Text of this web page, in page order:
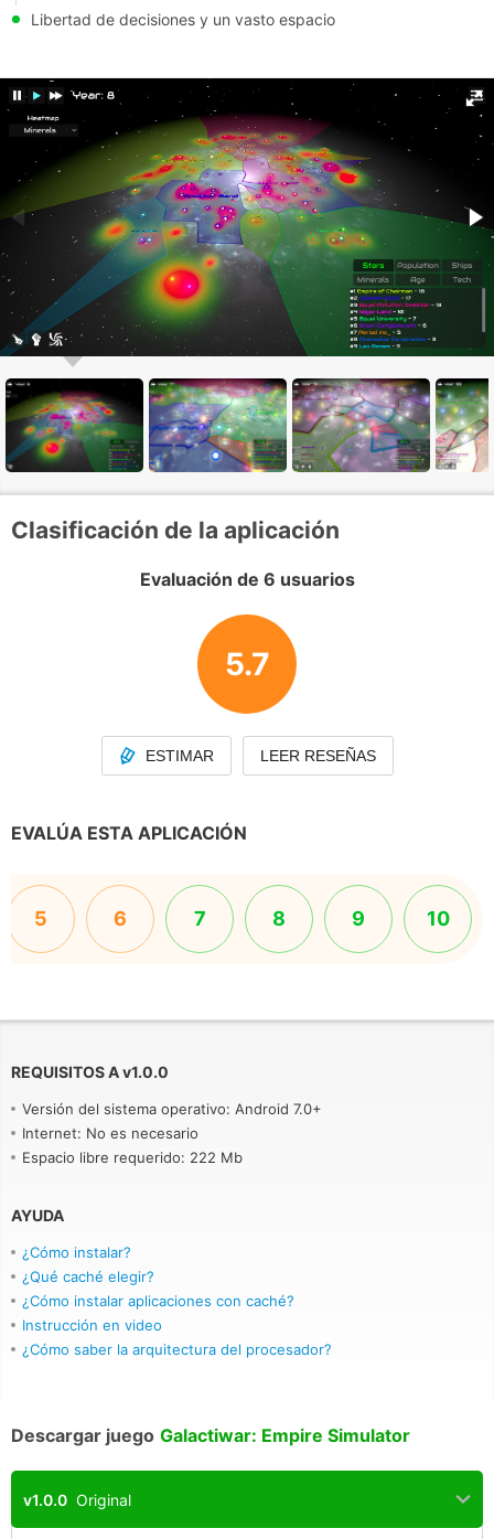
Libertad de decisiones y un vasto espacio
Clasificación de la aplicación
Evaluación de 6 usuarios
5.7
ESTIMAR LEER RESEÑAS
EVALÚA ESTA APLICACIÓN
5 6 7 8 9 10
REQUISITOS Av1.0.0
Versión del sistema operativo: Android 7.0+
Internet: No es necesario
Espacio libre requerido: 222 Mb
AYUDA
¿Cómo instalar?
¿Qué caché elegir?
¿Cómo instalar aplicaciones con caché?
Instrucción en video
¿Cómo saber la arquitectura del procesador?
Descargar juego Galactiwar: Empire Simulator
v1.0.0 Original